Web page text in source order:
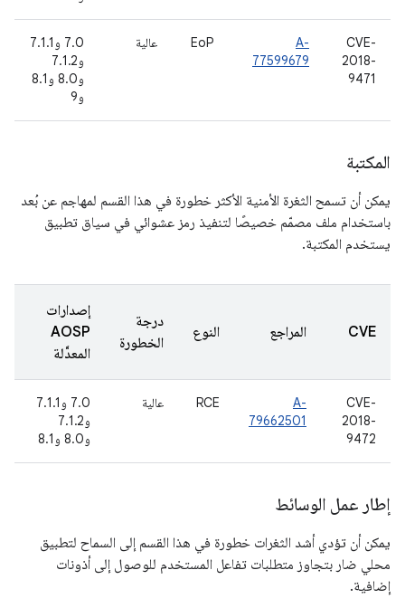
CVE-
2018-
9471
A-
77599679
EoP عالية
7.0 و7.1.1
و7.1.2
و8.0 و8.1
و9
المكتبة
يمكن أن تسمح الثغرة الأمنية الأكثر خطورة في هذا القسم لمهاجم عن بُعد
باستخدام ملف مصمّم خصيصًا لتنفيذ رمز عشوائي في سياق تطبيق
يستخدم المكتبة.
CVE المراجع النوع
درجة
الخطورة
إصدارات
AOSP
المعدَّلة
CVE-
2018-
9472
A-
79662501
RCE عالية
7.0 و7.1.1
و7.1.2
و8.0 و8.1
إطار عمل الوسائط
يمكن أن تؤدي أشد الثغرات خطورة في هذا القسم إلى السماح لتطبيق
محلي ضار بتجاوز متطلبات تفاعل المستخدم للوصول إلى أذونات
إضافية.